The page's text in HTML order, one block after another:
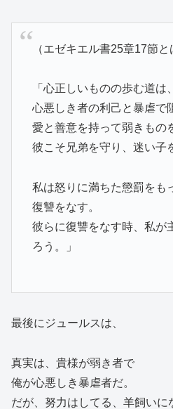
（エゼキエル書25章17節と
「心正しいものの歩む道は、
心悪しき者の利己と暴虐で
愛と善意を持って弱きもの
彼こそ兄弟を守り、迷い子
私は怒りに満ちた懲罰をも
復讐をなす。
彼らに復讐をなす時、私が
ろう。」
最後にジュールスは、
真実は、貴様が弱き者で
俺が心悪しき暴虐者だ。
だが、努力はしてる、羊飼いに